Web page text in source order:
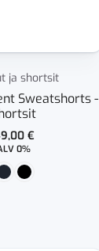
ja shortsit
Sweatshorts -
€
0%